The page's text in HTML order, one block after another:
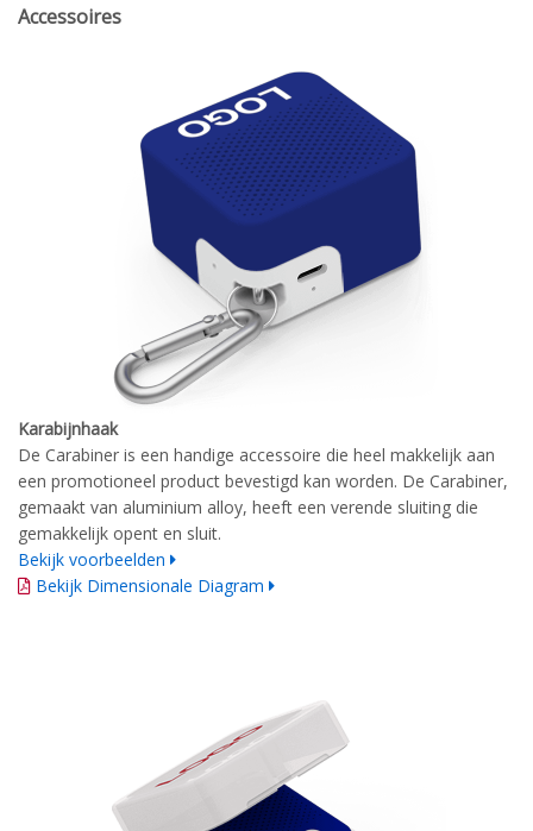
Accessoires
Karabijnhaak
De Carabiner is een handige accessoire die heel makkelijk aan
een promotioneel product bevestigd kan worden. De Carabiner,
gemaakt van aluminium alloy, heeft een verende sluiting die
gemakkelijk opent en sluit.
Bekijk voorbeelden
Bekijk Dimensionale Diagram